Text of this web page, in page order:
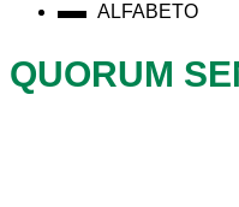
ALFABETO
QUORUM